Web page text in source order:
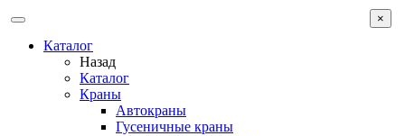
Каталог
Назад
Каталог
Краны
Автокраны
Гусеничные краны
×